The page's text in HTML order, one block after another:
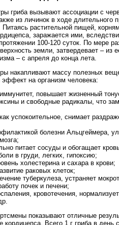
гриба вызывают ассоциации с
из личинок в ходе длительного
растительной пищей,
заражается ими,
100-120 суток. По мере
земли, затвердевает – из
– с апреля до конца лета.
накапливают массу полезных
на организм человека:
повышает жизненный
и свободные радикалы, что
успокоительное, снимает
болезни Альцгеймера,
питает сосуды и обогащает
в груди, легких, гипоксию;
холестерина и сахара в крови;
раковых клеток;
туберкулеза, устраняет
почек и печени;
кровотечения,
показывают отличные
кордицепса. Всего 1 г гриба в день